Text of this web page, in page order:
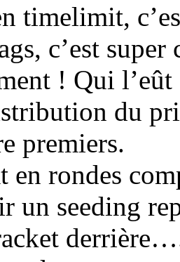
timelimit,
c’est
! Qui l’eût
du
premiers.
en rondes
un seeding